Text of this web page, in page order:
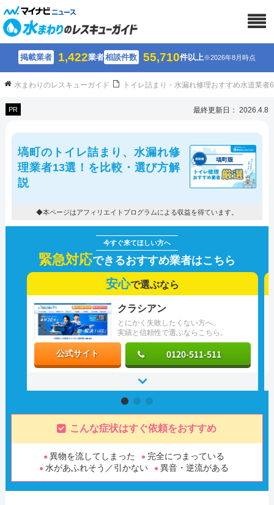
掲載業者 1,422業者相談件数 55,710件以上※2026年8月時点
水まわりのレスキューガイド トイレ詰まり・水漏れ修理おすすめ水道業
PR 最終更新日： 2026.4.8
塙町のトイレ詰まり、水漏れ修
理業者13選！を比較・選び方解
説
◆本ページはアフィリエイトプログラムによる収益を得ています。
緊急対応できるおすすめ業者はこちら
安心で選ぶなら
とにかく失敗したくない方へ。
実績と信頼性で選ぶならこちら。
クラシアン
公式サイト 0120-511-511
こんな症状はすぐ依頼をおすすめ
異物を流してしまった
完全につまっている
水があふれそう／引かない
異音・逆流がある